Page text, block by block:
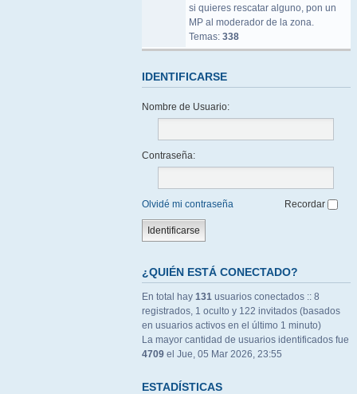
si quieres rescatar alguno, pon un
MP al moderador de la zona.
Temas: 338
IDENTIFICARSE
Nombre de Usuario:
Contraseña:
Olvidé mi contraseña Recordar
¿QUIÉN ESTÁ CONECTADO?
En total hay 131 usuarios conectados :: 8
registrados, 1 oculto y 122 invitados (basados
en usuarios activos en el último 1 minuto)
La mayor cantidad de usuarios identificados fue
4709 el Jue, 05 Mar 2026, 23:55
ESTADÍSTICAS